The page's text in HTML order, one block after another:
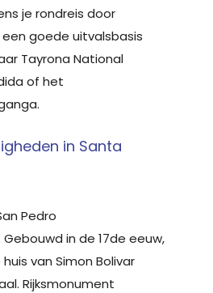
je rondreis door
goede uitvalsbasis
Tayrona National
of het
in Santa
Pedro
Gebouwd in de 17de eeuw,
van Simon Bolivar
Rijksmonument